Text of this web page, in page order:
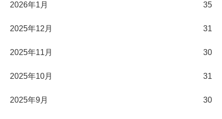
2026年1月 35
2025年12月 31
2025年11月 30
2025年10月 31
2025年9月 30